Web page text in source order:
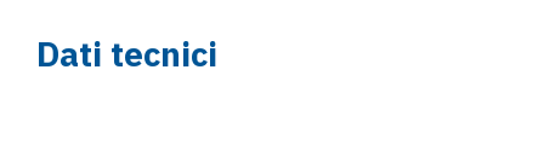
Dati tecnici